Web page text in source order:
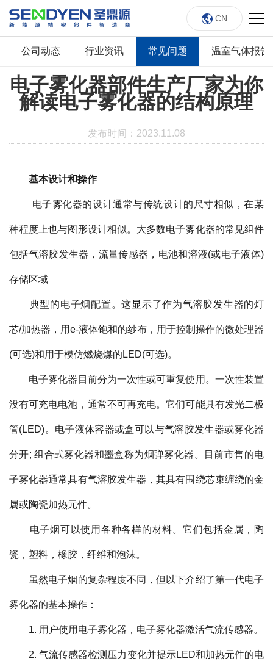
CN
公司动态 行业资讯 常见问题 温室气体报告
电子雾化器部件生产厂家为你
解读电子雾化器的结构原理
发布时间：2023.11.08
基本设计和操作
电子雾化器的设计通常与传统设计的尺寸相似，在某
种程度上也与图形设计相似。大多数电子雾化器的常见组件
包括气溶胶发生器，流量传感器，电池和溶液(或电子液体)
存储区域
典型的电子烟配置。这显示了作为气溶胶发生器的灯
芯/加热器，用e-液体饱和的纱布，用于控制操作的微处理器
(可选)和用于模仿燃烧煤的LED(可选)。
电子雾化器目前分为一次性或可重复使用。一次性装置
没有可充电电池，通常不可再充电。它们可能具有发光二极
管(LED)。电子液体容器或盒可以与气溶胶发生器或雾化器
分开; 组合式雾化器和墨盒称为烟弹雾化器。目前市售的电
子雾化器通常具有气溶胶发生器，其具有围绕芯束缠绕的金
属或陶瓷加热元件。
电子烟可以使用各种各样的材料。它们包括金属，陶
瓷，塑料，橡胶，纤维和泡沫。
虽然电子烟的复杂程度不同，但以下介绍了第一代电子
雾化器的基本操作：
1. 用户使用电子雾化器，电子雾化器激活气流传感器。
2. 气流传感器检测压力变化并提示LED和加热元件的电